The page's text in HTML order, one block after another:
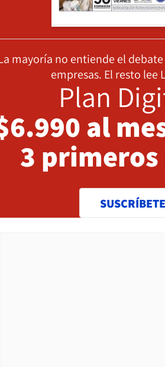
mayoría no entiende el
empresas. El resto lee
Plan
al
3 primeros
SUSCRÍBETE